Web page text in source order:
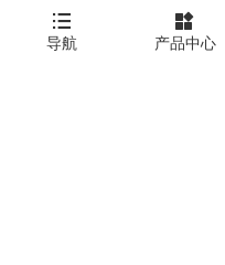

导航

产品中心